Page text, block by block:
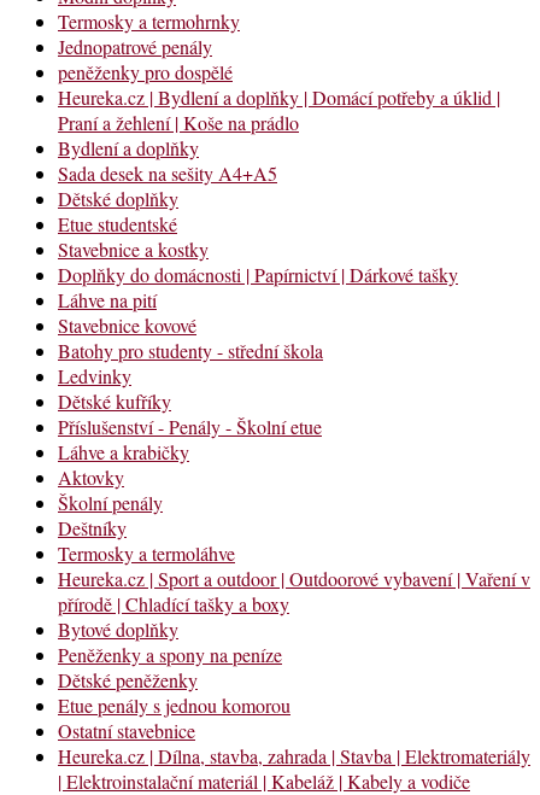
Termosky a termohrnky
Jednopatrové penály
peněženky pro dospělé
Heureka.cz | Bydlení a doplňky | Domácí potřeby a úklid |
Praní a žehlení | Koše na prádlo
Bydlení a doplňky
Sada desek na sešity A4+A5
Dětské doplňky
Etue studentské
Stavebnice a kostky
Doplňky do domácnosti | Papírnictví | Dárkové tašky
Láhve na pití
Stavebnice kovové
Batohy pro studenty - střední škola
Ledvinky
Dětské kufříky
Příslušenství - Penály - Školní etue
Láhve a krabičky
Aktovky
Školní penály
Deštníky
Termosky a termoláhve
Heureka.cz | Sport a outdoor | Outdoorové vybavení | Vaření v
přírodě | Chladící tašky a boxy
Bytové doplňky
Peněženky a spony na peníze
Dětské peněženky
Etue penály s jednou komorou
Ostatní stavebnice
Heureka.cz | Dílna, stavba, zahrada | Stavba | Elektromateriály
| Elektroinstalační materiál | Kabeláž | Kabely a vodiče